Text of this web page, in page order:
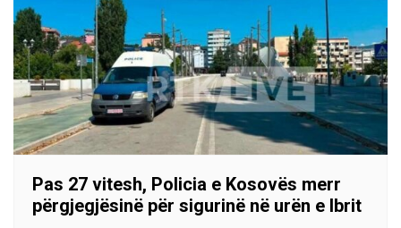
Pas 27 vitesh, Policia e Kosovës merr
përgjegjësinë për sigurinë në urën e Ibrit